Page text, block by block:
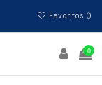
Favoritos ()
0